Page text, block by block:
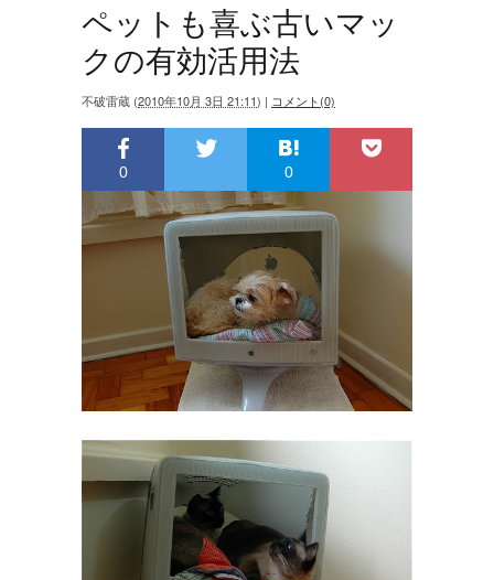
ペットも喜ぶ古いマッ
クの有効活用法
不破雷蔵 (2010年10月 3日 21:11) | コメント(0)
0 0